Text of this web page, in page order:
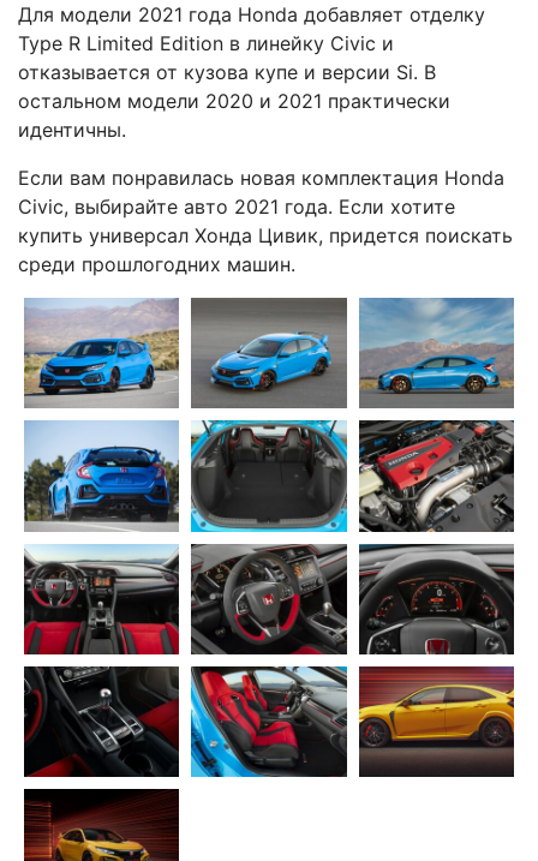
Для модели 2021 года Honda добавляет отделку
Type R Limited Edition в линейку Civic и
отказывается от кузова купе и версии Si. В
остальном модели 2020 и 2021 практически
идентичны.
Если вам понравилась новая комплектация Honda
Civic, выбирайте авто 2021 года. Если хотите
купить универсал Хонда Цивик, придется поискать
среди прошлогодних машин.